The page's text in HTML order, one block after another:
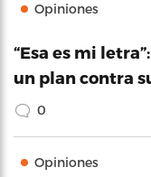
Opiniones
“Esa es mi
un plan contra
0
Opiniones